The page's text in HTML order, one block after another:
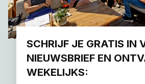
SCHRIJF JE GRATIS IN
NIEUWSBRIEF EN
WEKELIJKS: